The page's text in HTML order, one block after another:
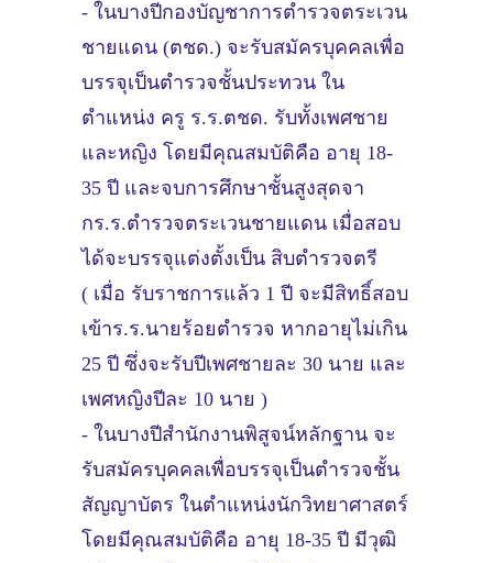
- ในบางปีกองบัญชาการตำรวจตระเวน
ชายแดน (ตชด.) จะรับสมัครบุคคลเพื่อ
บรรจุเป็นตำรวจชั้นประทวน ใน
ตำแหน่ง ครู ร.ร.ตชด. รับทั้งเพศชาย
และหญิง โดยมีคุณสมบัติคือ อายุ 18-
35 ปี และจบการศึกษาชั้นสูงสุดจา
กร.ร.ตำรวจตระเวนชายแดน เมื่อสอบ
ได้จะบรรจุแต่งตั้งเป็น สิบตำรวจตรี
( เมื่อ รับราชการแล้ว 1 ปี จะมีสิทธิ์สอบ
เข้าร.ร.นายร้อยตำรวจ หากอายุไม่เกิน
25 ปี ซึ่งจะรับปีเพศชายละ 30 นาย และ
เพศหญิงปีละ 10 นาย )
- ในบางปีสำนักงานพิสูจน์หลักฐาน จะ
รับสมัครบุคคลเพื่อบรรจุเป็นตำรวจชั้น
สัญญาบัตร ในตำแหน่งนักวิทยาศาสตร์
โดยมีคุณสมบัติคือ อายุ 18-35 ปี มีวุฒิ